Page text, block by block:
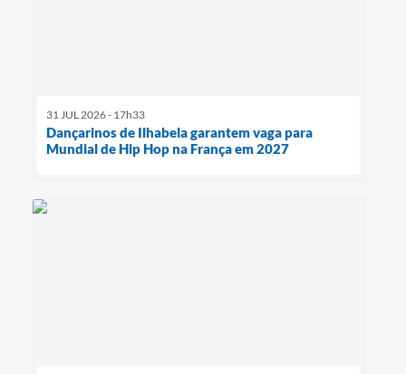
31 JUL 2026 - 17h33
Dançarinos de Ilhabela garantem vaga para
Mundial de Hip Hop na França em 2027